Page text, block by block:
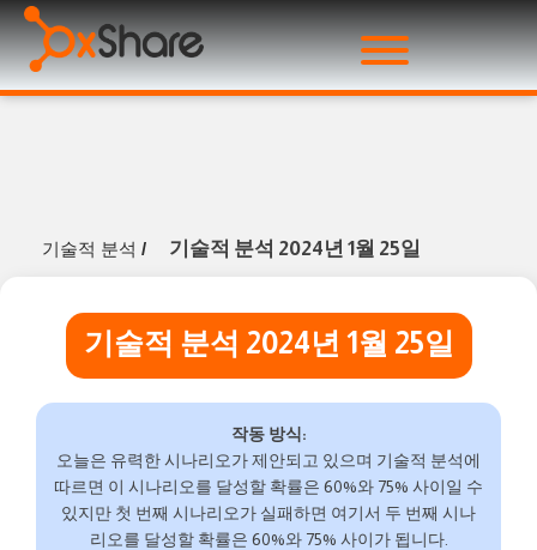
기술적 분석 / 기술적 분석 2024년 1월 25일
기술적 분석 2024년 1월 25일
작동 방식:
오늘은 유력한 시나리오가 제안되고 있으며 기술적 분석에
따르면 이 시나리오를 달성할 확률은 60%와 75% 사이일 수
있지만 첫 번째 시나리오가 실패하면 여기서 두 번째 시나
리오를 달성할 확률은 60%와 75% 사이가 됩니다.